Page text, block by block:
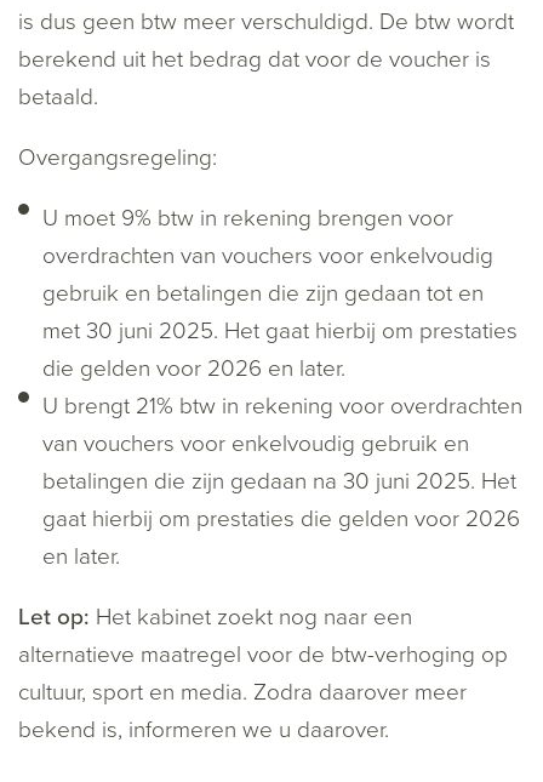
is dus geen btw meer verschuldigd. De btw wordt
berekend uit het bedrag dat voor de voucher is
betaald.
Overgangsregeling:
U moet 9% btw in rekening brengen voor
overdrachten van vouchers voor enkelvoudig
gebruik en betalingen die zijn gedaan tot en
met 30 juni 2025. Het gaat hierbij om prestaties
die gelden voor 2026 en later.
U brengt 21% btw in rekening voor overdrachten
van vouchers voor enkelvoudig gebruik en
betalingen die zijn gedaan na 30 juni 2025. Het
gaat hierbij om prestaties die gelden voor 2026
en later.
Let op: Het kabinet zoekt nog naar een
alternatieve maatregel voor de btw-verhoging op
cultuur, sport en media. Zodra daarover meer
bekend is, informeren we u daarover.